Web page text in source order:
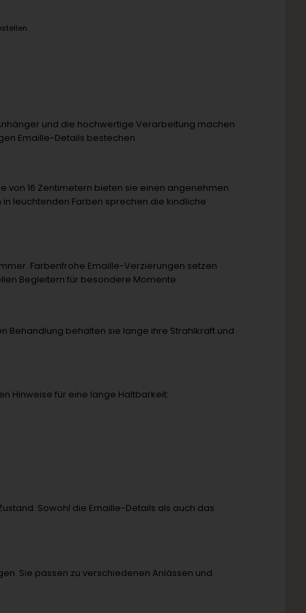
und die hochwertige Verarbeitung machen
Emaille-Details bestechen.
von 16 Zentimetern bieten sie einen angenehmen
leuchtenden Farben sprechen die kindliche
Farbenfrohe Emaille-Verzierungen setzen
Begleitern für besondere Momente.
Behandlung behalten sie lange ihre Strahlkraft und
Hinweise für eine lange Haltbarkeit:
Sowohl die Emaille-Details als auch das
Sie passen zu verschiedenen Anlässen und